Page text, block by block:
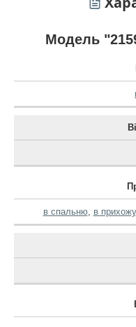
Модель
в спальню, в прихожу